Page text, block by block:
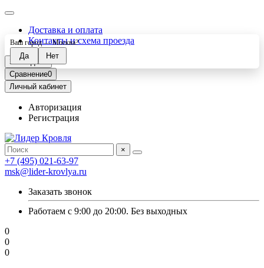
Доставка и оплата
Контакты и схема проезда
Закладки0
Сравнение0
Личный кабинет
Авторизация
Регистрация
×
+7 (495) 021-63-97
msk@lider-krovlya.ru
Заказать звонок
Работаем с 9:00 до 20:00. Без выходных
0
0
0
Ваш город —Москва?